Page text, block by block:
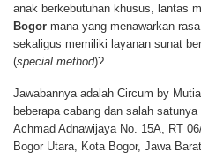
anak berkebutuhan khusus, lantas
Bogor mana yang menawarkan
sekaligus memiliki layanan sunat
(special method)?
Jawabannya adalah Circum by
beberapa cabang dan salah
Achmad Adnawijaya No. 15A, RT
Bogor Utara, Kota Bogor, Jawa